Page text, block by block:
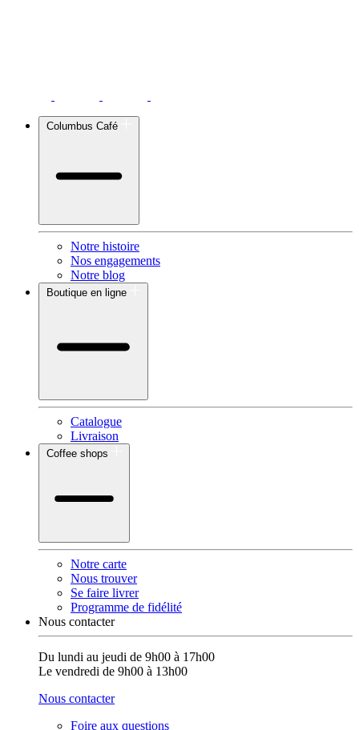
Columbus Café
Notre histoire
Nos engagements
Notre blog
Boutique en ligne
Catalogue
Livraison
Coffee shops
Notre carte
Nous trouver
Se faire livrer
Programme de fidélité
Nous contacter
Du lundi au jeudi de 9h00 à 17h00
Le vendredi de 9h00 à 13h00
Nous contacter
Foire aux questions